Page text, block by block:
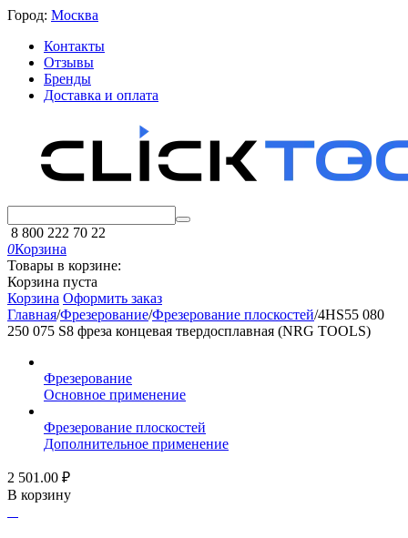
Город: Москва
Контакты
Отзывы
Бренды
Доставка и оплата
8 800 222 70 22
0Корзина
Товары в корзине:
Корзина пуста
Корзина Оформить заказ
Главная/Фрезерование/Фрезерование плоскостей/4HS55 080
250 075 S8 фреза концевая твердосплавная (NRG TOOLS)
Фрезерование
Основное применение
Фрезерование плоскостей
Дополнительное применение
2 501.00 ₽
В корзину